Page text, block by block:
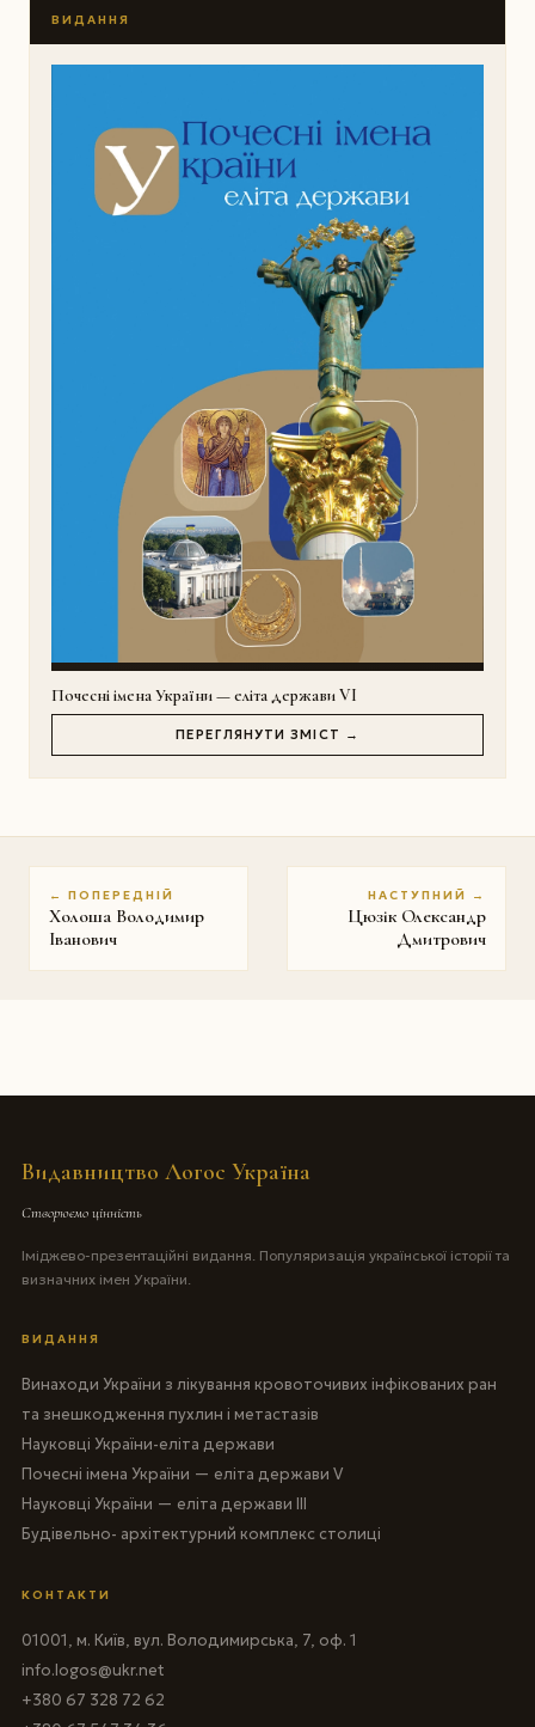
ВИДАННЯ
Почесні імена України — еліта держави VI
ПЕРЕГЛЯНУТИ ЗМІСТ →
← ПОПЕРЕДНІЙ
Холоша Володимир
Іванович
НАСТУПНИЙ →
Цюзік Олександр
Дмитрович
Видавництво Логос Україна
Створюємо цінність
Іміджево-презентаційні видання. Популяризація української історії та
визначних імен України.
ВИДАННЯ
Винаходи України з лікування кровоточивих інфікованих ран
та знешкодження пухлин і метастазів
Науковці України-еліта держави
Почесні імена України — еліта держави V
Науковці України — еліта держави III
Будівельно- архітектурний комплекс столиці
КОНТАКТИ
01001, м. Київ, вул. Володимирська, 7, оф. 1
info.logos@ukr.net
+380 67 328 72 62